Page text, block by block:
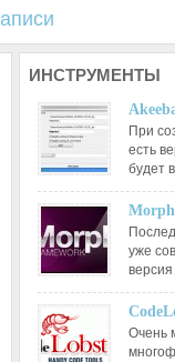
ИНСТРУМЕНТЫ
При
есть
будет
уже
Очень